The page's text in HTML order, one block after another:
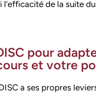
l’efficacité de la suite
pour
et votre
a ses propres